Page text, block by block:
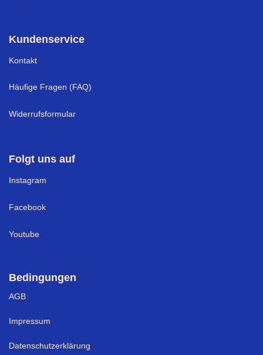
Kundenservice
Kontakt
Häufige Fragen (FAQ)
Widerrufsformular
Folgt uns auf
Instagram
Facebook
Youtube
Bedingungen
AGB
Impressum
Datenschutzerklärung